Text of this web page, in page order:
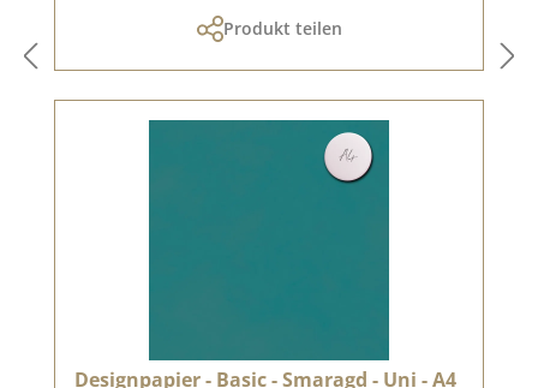
Produkt teilen
Designpapier - Basic - Smaragd - Uni - A4